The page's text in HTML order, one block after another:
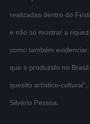
realizadas dentro do
é não só mostrar a
como também
que é produzido no
quesito artístico-
Silvério Pessoa.